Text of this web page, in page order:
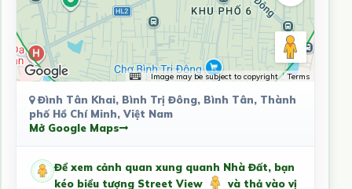
Image may be subject to copyright Terms
Đình Tân Khai, Bình Trị Đông, Bình Tân, Thành
phố Hồ Chí Minh, Việt Nam
Mở Google Maps
Để xem cảnh quan xung quanh Nhà Đất, bạn
kéo biểu tượng Street View
và thả vào vị